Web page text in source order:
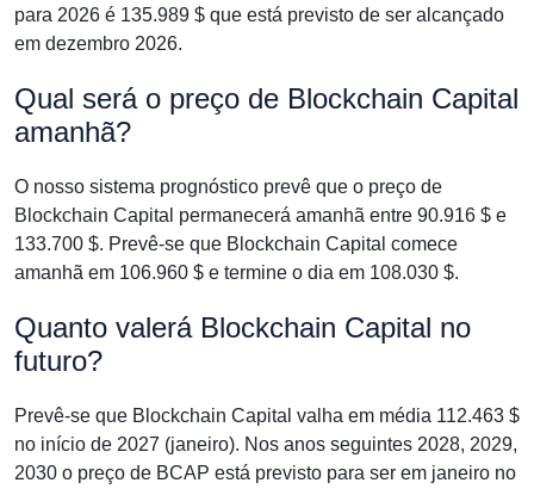
para 2026 é 135.989 $ que está previsto de ser alcançado
em dezembro 2026.
Qual será o preço de Blockchain Capital
amanhã?
O nosso sistema prognóstico prevê que o preço de
Blockchain Capital permanecerá amanhã entre 90.916 $ e
133.700 $. Prevê-se que Blockchain Capital comece
amanhã em 106.960 $ e termine o dia em 108.030 $.
Quanto valerá Blockchain Capital no
futuro?
Prevê-se que Blockchain Capital valha em média 112.463 $
no início de 2027 (janeiro). Nos anos seguintes 2028, 2029,
2030 o preço de BCAP está previsto para ser em janeiro no